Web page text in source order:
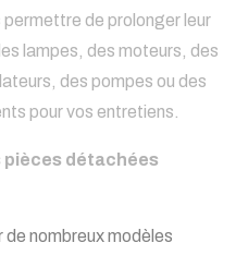
permettre de prolonger leur
lampes, des moteurs, des
des pompes ou des
pour vos entretiens.
pièces détachées
de nombreux modèles